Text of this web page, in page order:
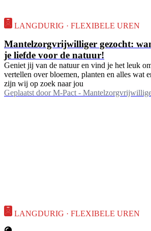
LANGDURIG · FLEXIBELE UREN
Mantelzorgvrijwilliger gezocht:
je liefde voor de natuur!
Geniet jij van de natuur en vind je het leuk
vertellen over bloemen, planten en alles wat
zijn wij op zoek naar jou
Geplaatst door M-Pact -
LANGDURIG · FLEXIBELE UREN